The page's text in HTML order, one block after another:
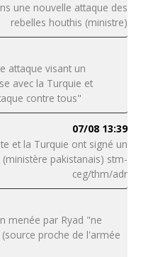
une nouvelle attaque des
rebelles houthis (ministre)
attaque visant un
avec la Turquie et
contre tous"
07/08 13:39
et la Turquie ont signé un
pakistanais) stm-
ceg/thm/adr
menée par Ryad "ne
proche de l'armée